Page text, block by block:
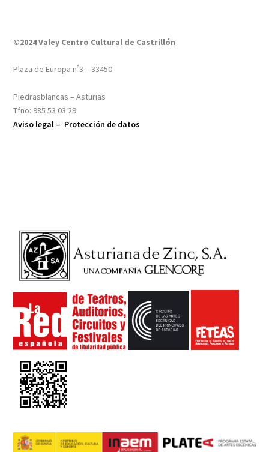
©2024 Valey Centro Cultural de Castrillón
Plaza de Europa nº3 – 33450
Piedrasblancas – Asturias
Tfno: 985 53 03 29
Aviso legal – Protección de datos